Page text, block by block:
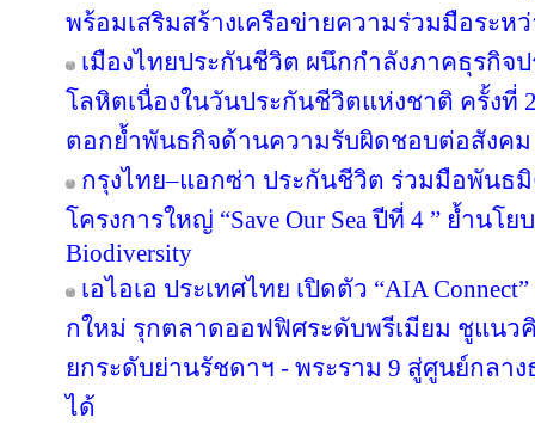
พร้อมเสริมสร้างเครือข่ายความร่วมมือระห
เมืองไทยประกันชีวิต ผนึกกำลังภาคธุรกิจ
โลหิตเนื่องในวันประกันชีวิตแห่งชาติ ครั้งที่
ตอกย้ำพันธกิจด้านความรับผิดชอบต่อสังคม
กรุงไทย–แอกซ่า ประกันชีวิต ร่วมมือพันธ
โครงการใหญ่ “Save Our Sea ปีที่ 4 ” ย้ำนโ
Biodiversity
เอไอเอ ประเทศไทย เปิดตัว “AIA
กใหม่ รุกตลาดออฟฟิศระดับพรีเมียม ชูแนวคิด
ยกระดับย่านรัชดาฯ - พระราม 9 สู่ศูนย์กลา
ได้